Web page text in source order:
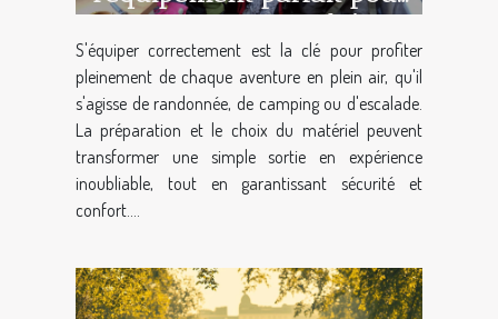
vos aventures en plein
air ?
S'équiper correctement est la clé pour profiter
pleinement de chaque aventure en plein air, qu'il
s'agisse de randonnée, de camping ou d'escalade.
La préparation et le choix du matériel peuvent
transformer une simple sortie en expérience
inoubliable, tout en garantissant sécurité et
confort....